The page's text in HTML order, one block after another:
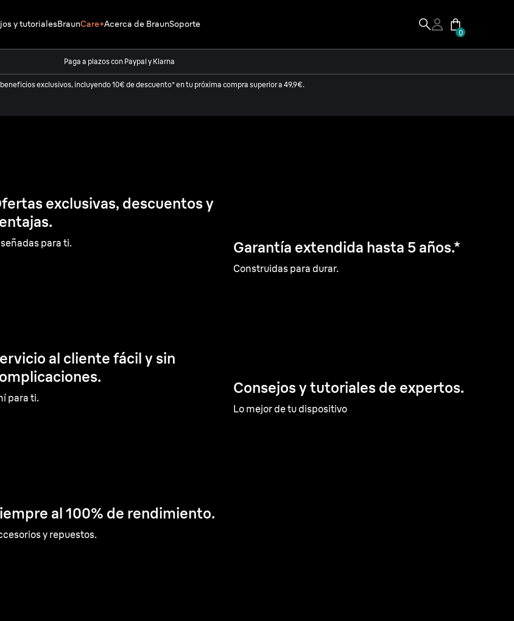
y tutorialesBraunCare+Acerca de BraunSoporte
0
Paga a plazos con Paypal y Klarna
exclusivos, incluyendo 10€ de descuento* en tu próxima compra superior a 49,9€.
exclusivas, descuentos y
para ti. Garantía extendida hasta 5 años.*
Construidas para durar.
al cliente fácil y sin
para ti.
Consejos y tutoriales de expertos.
Lo mejor de tu dispositivo
al 100% de rendimiento.
y repuestos.